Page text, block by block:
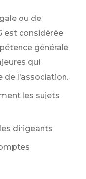
ou de
est considérée
générale
qui
de l'association.
les sujets
dirigeants